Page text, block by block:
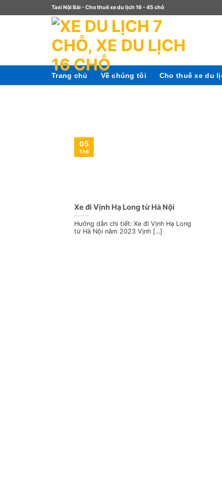
Taxi Nội Bài - Cho thuê xe du lịch 16 - 45 chỗ
Trang chủ Về chúng tôi Cho thuê xe du
Xe đi Vịnh Hạ Long từ Hà Nội
Hướng dẫn chi tiết: Xe đi Vịnh Hạ Long
từ Hà Nội năm 2023 Vịnh [...]
05
Th6